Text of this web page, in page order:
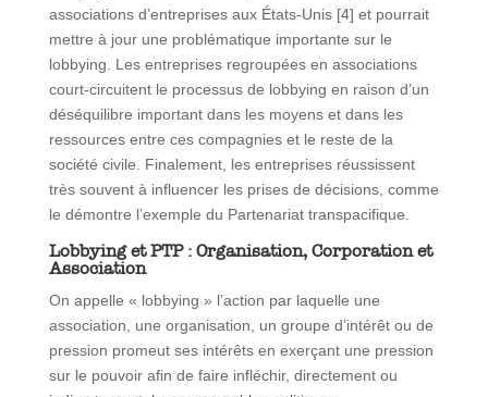
associations d’entreprises aux États-Unis [4] et pourrait
mettre à jour une problématique importante sur le
lobbying. Les entreprises regroupées en associations
court-circuitent le processus de lobbying en raison d’un
déséquilibre important dans les moyens et dans les
ressources entre ces compagnies et le reste de la
société civile. Finalement, les entreprises réussissent
très souvent à influencer les prises de décisions, comme
le démontre l’exemple du Partenariat transpacifique.
Lobbying et PTP : Organisation, Corporation et
Association
On appelle « lobbying » l’action par laquelle une
association, une organisation, un groupe d’intérêt ou de
pression promeut ses intérêts en exerçant une pression
sur le pouvoir afin de faire infléchir, directement ou